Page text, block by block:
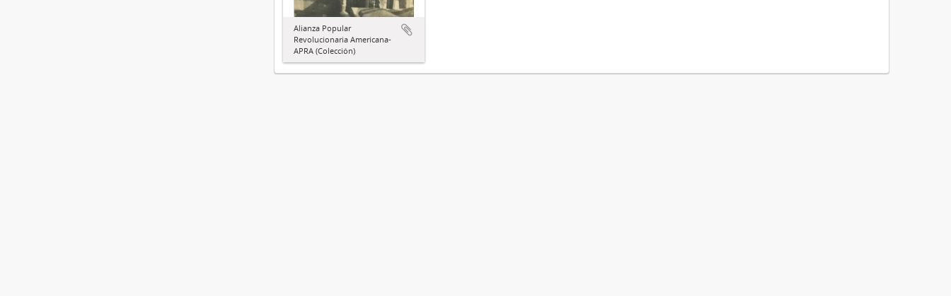
Alianza Popular
Revolucionaria Americana-
APRA (Colección)